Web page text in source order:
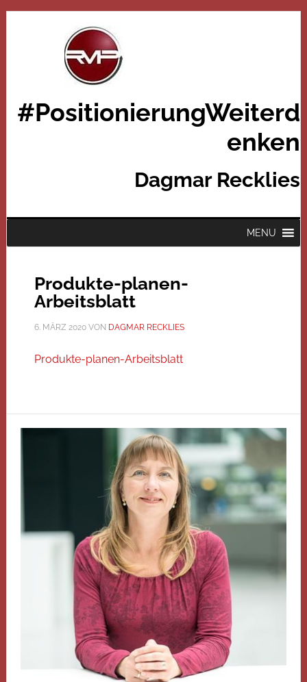
#PositionierungWeiterd
enken
Dagmar Recklies
MENU
Produkte-planen-
Arbeitsblatt
6. MÄRZ 2020VON DAGMAR RECKLIES
Produkte-planen-Arbeitsblatt